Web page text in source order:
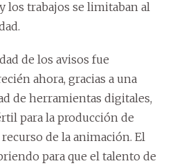
los trabajos se limitaban al
de los avisos fue
ahora, gracias a una
de herramientas digitales,
para la producción de
de la animación. El
para que el talento de